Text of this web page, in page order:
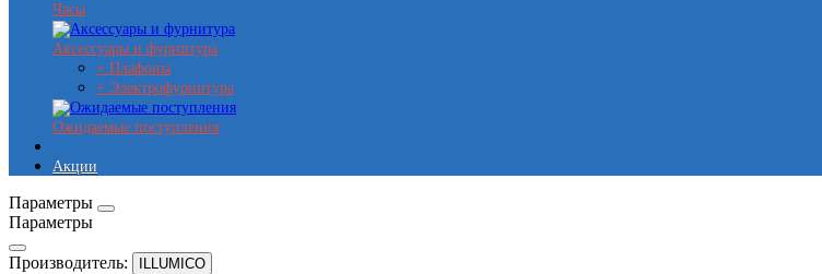
Часы
Аксессуары и фурнитура
+ Плафоны
+ Электрофурнитура
Ожидаемые поступления
Акции
Параметры
Параметры
Производитель: ILLUMICO